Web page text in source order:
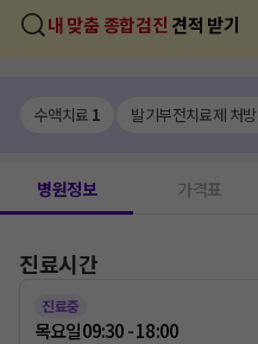
내 맞춤 종합검진 견적 받기
수액치료 1 발기부전치료제 처방
병원정보 가격표
진료시간
진료중
목요일09:30 - 18:00